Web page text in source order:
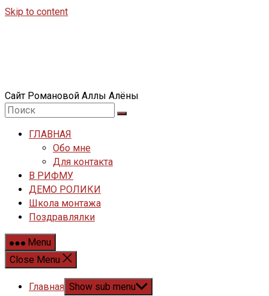
Skip to content
Сайт Романовой Аллы Алёны
ГЛАВНАЯ
Обо мне
Для контакта
В РИФМУ
ДЕМО РОЛИКИ
Школа монтажа
Поздравлялки
Menu
Close Menu
Главная Show sub menu